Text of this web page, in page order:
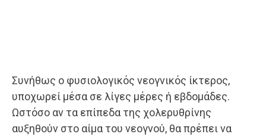
Συνήθως ο φυσιολογικός νεογνικός ίκτερος,
υποχωρεί μέσα σε λίγες μέρες ή εβδομάδες.
Ωστόσο αν τα επίπεδα της χολερυθρίνης
αυξηθούν στο αίμα του νεογνού, θα πρέπει να